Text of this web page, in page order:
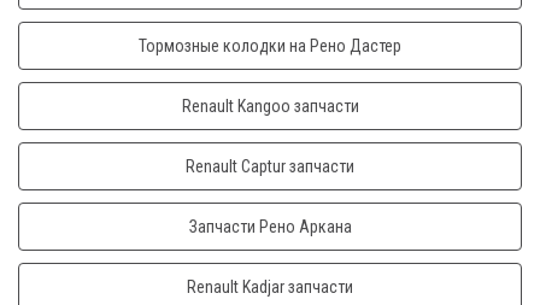
Тормозные колодки на Рено Дастер
Renault Kangoo запчасти
Renault Captur запчасти
Запчасти Рено Аркана
Renault Kadjar запчасти